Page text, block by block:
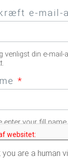
e-mail-
venligst din e-
*
enter your fill
are a human